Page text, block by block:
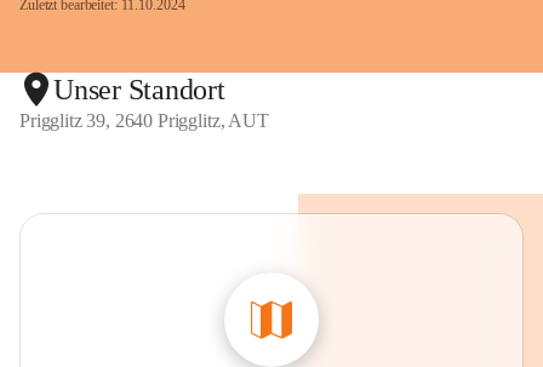
Zuletzt bearbeitet: 11.10.2024
Unser Standort
Prigglitz 39, 2640 Prigglitz, AUT